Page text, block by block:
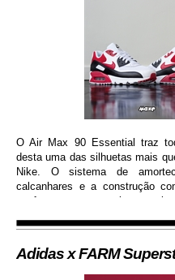
O Air Max 90 Essential traz
desta uma das silhuetas mais
Nike. O sistema de
calcanhares e a construção
conferem ao sneaker
durabilidade, além de contar
moderna...
Adidas x FARM